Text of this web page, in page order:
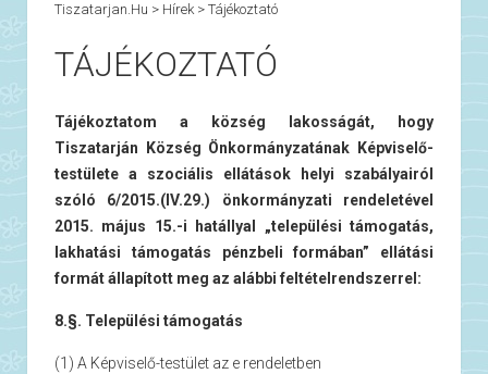
Tiszatarjan.hu > Hírek> Tájékoztató
TÁJÉKOZTATÓ
Tájékoztatom a község lakosságát, hogy
Tiszatarján Község Önkormányzatának Képviselő-
testülete a szociális ellátások helyi szabályairól
szóló 6/2015.(IV.29.) önkormányzati rendeletével
2015. május 15.-i hatállyal „települési támogatás,
lakhatási támogatás pénzbeli formában” ellátási
formát állapított meg az alábbi feltételrendszerrel:
8.§. Települési támogatás
(1) A Képviselő-testület az e rendeletben